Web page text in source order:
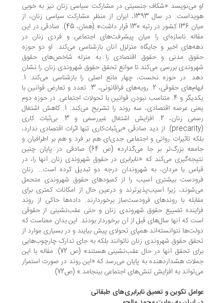
او می‌نویسد «شکاف جنسیتی در مشارکت سیاسی زنان نیز به خوبی
هویداست. در سال 1393، ایران از منظر مشارکت سیاسی زنان، از
میان 136 کشور در رتبه 130 قرار داشت» (همان، 45). صادقی در این
مقاله ناسازه‌ای را میان پیشرفت‌های اجتماعی و فردی زنان در
دهه‌های اخیر و جایگاه متزلزل آنان بازشناسی می‌کند. او دو حوزه
حقوق مدنی و حقوق اقتصادی را به منزله شاخص‌های حقوق
شهروندی بررسی می‌کند تا موانع تحقق حقوق شهروندی زنان را نشان
دهد. در حوزه نخست، چهار مانع اصلی را بازشناسی می‌کند: 1.
ابهام‌های حقوقی، 2. رویه‌های فراقانونی، 3. تعدد و تعارض قوانین با
یکدیگر و 4. متناسب نبودن قوانین با تحولات اجتماعی. در حوزه دوم
یعنی عرصه اقتصادی، سه روند را تشریح می‌کند: 1. کاهش اشتغال
رسمی زنان، 2. افزایش اشتغال غیررسمی و 3. بی‌ثبات کاری
(precarity). از دید صادقی «بی‌ثبات‌کاری تنها اثرات اقتصادی ندارد،
بلکه تاثیرات روانی و اجتماعی جدی‌ای هم بر فرد و هم بر اطرافیان و
جامعه بزرگ‌تر بر جا می‌گذارد» (ص 64) صادقی در پایان چنین
نتیجه‌گیری می‌کند که «نابرابری در حقوق شهروندی زنان آنها را، در
قیاس با مردان، به شهروندان درجه‌ دو تبدیل کرده است... زنان
فرودست بیشتری آسیب را از کمبودهای حقوق شهروندی متحمل
می‌شوند، زیرا آسیب‌پذیرترند و درعین حال از امکانات کمتری برای
مقابله با روندهای فرودست‌ساز برخوردارند. داده‌ها حاکی از روند
فزاینده تضییع حقوق شهروندی زنان و حتی عقب‌نشینی از حقوقی
است که آنها سال‌های قبل از آن برخوردار بودند. این بدان معناست که
دولت‌ها نتوانسته‌اند همپای تحولای پیش بیایند و در بسیاری موارد از
تحقق حقوق شهروندی زنان ناتوانند بلکه به جای تدارک چارچوب‌هایی
برای تحقق آنها در حال عقب‌نشینی هستند» (ص 72). مقاله با این
جملات هشداردهنده به پایان می‌رسد که «این روند در صورت استمرار
می‌تواند به افزایش تنش‌های اجتماعی بینجامد.» (ص72)
عوامل تکوین و تعمیق نابرابری‌های طبقاتی